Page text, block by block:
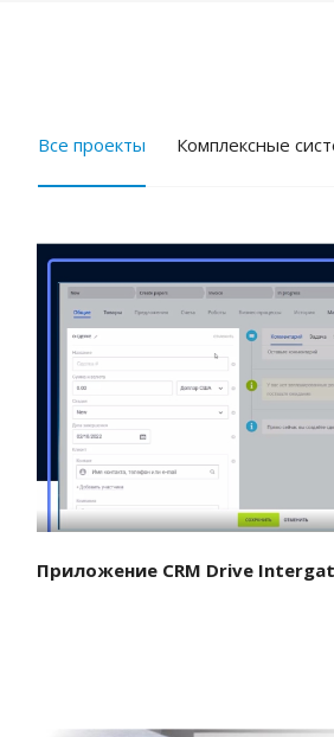
Все проекты Комплексные
Смотреть проект
Приложение CRM Drive